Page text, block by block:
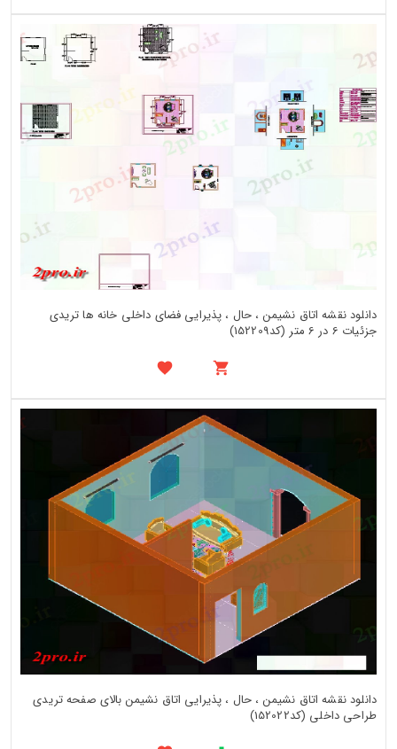
دانلود نقشه اتاق نشیمن ، حال ، پذیرایی فضای داخلی خانه ها تریدی
جزئیات 6 در 6 متر (کد152209)
دانلود نقشه اتاق نشیمن ، حال ، پذیرایی اتاق نشیمن بالای صفحه تریدی
طراحی داخلی (کد152022)